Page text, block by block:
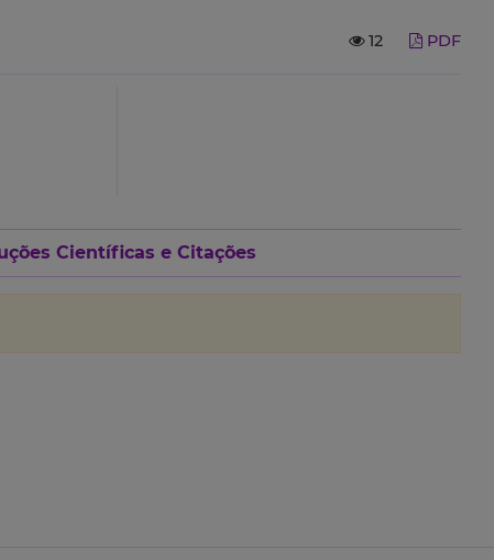
12 PDF
Científicas e Citações